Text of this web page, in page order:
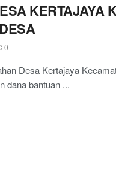
KERTAJAYA
0
Desa Kertajaya
dana bantuan ...